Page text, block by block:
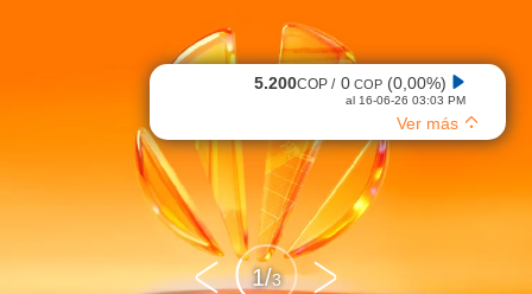
1/3
5.200COP / 0COP(0,00%)
al 16-06-26 03:03 PM
Ver más